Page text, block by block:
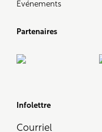
Événements
Partenaires
Infolettre